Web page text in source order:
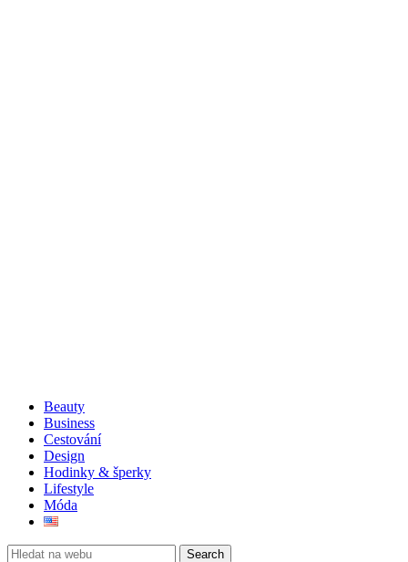
Beauty
Business
Cestování
Design
Hodinky & šperky
Lifestyle
Móda
Search